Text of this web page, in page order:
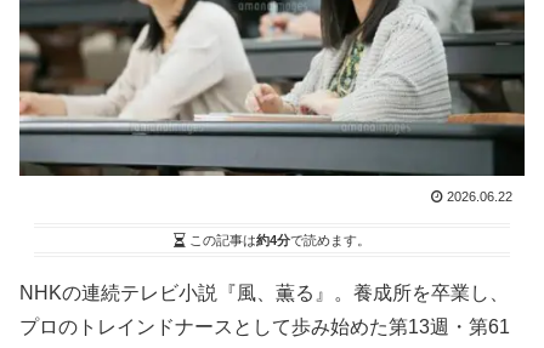
2026.06.22
この記事は約4分で読めます。
NHKの連続テレビ小説『風、薫る』。養成所を卒業し、
プロのトレインドナースとして歩み始めた第13週・第61